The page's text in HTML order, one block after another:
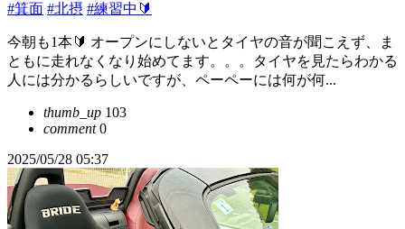
#箕面 #北摂 #練習中🔰
今朝も1本🔰 オープンにしないとタイヤの音が聞こえず、ま
ともに走れなくなり始めてます。。。タイヤを見たらわかる
人には分かるらしいですが、ペーペーには何が何...
thumb_up 103
comment0
2025/05/28 05:37